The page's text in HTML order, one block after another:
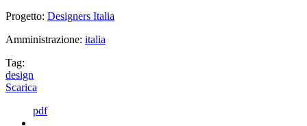
Progetto: Designers Italia
Amministrazione: italia
Tag:
design
Scarica
pdf